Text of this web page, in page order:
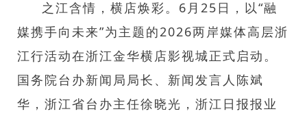
之江含情，横店焕彩。6月25日，以“融
媒携手向未来”为主题的2026两岸媒体高层浙
江行活动在浙江金华横店影视城正式启动。
国务院台办新闻局局长、新闻发言人陈斌
华，浙江省台办主任徐晓光，浙江日报报业